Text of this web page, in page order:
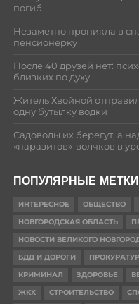
погиб
Незаметно проникла в
пенсионерку
После 40 друзей нет:
близких по духу
Житель Хвойной
одну бутылку водки
Садоводы их берегут, а
«паразитов»-волчков в
ПОПУЛЯРНЫЕ МЕТКИ
ИНТЕРЕСНОЕ ОБЩЕСТВО
НОВГОРОДСКАЯ ОБЛАСТЬ
НОВОСТИ ВЕЛИКОГО
БДД И ДОРОГИ
КРИМИНАЛ
ЗДОРОВЬЕ
ЖКХ
СТРОИТЕЛЬСТВО